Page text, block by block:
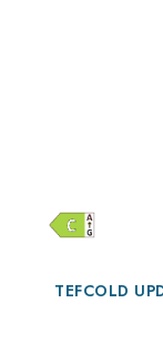
TEFCOLD